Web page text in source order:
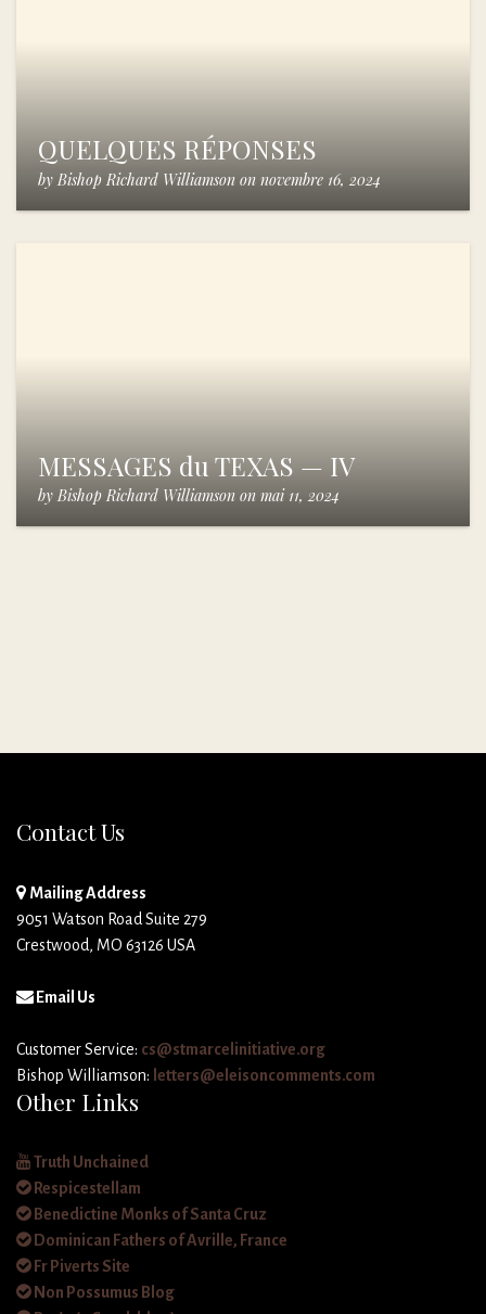
QUELQUES RÉPONSES
by Bishop Richard Williamson on novembre 16, 2024
MESSAGES du TEXAS — IV
by Bishop Richard Williamson on mai 11, 2024
Contact Us
Mailing Address
9051 Watson Road Suite 279
Crestwood, MO 63126 USA
Email Us
Customer Service: cs@stmarcelinitiative.org
Bishop Williamson: letters@eleisoncomments.com
Other Links
Truth Unchained
Respicestellam
Benedictine Monks of Santa Cruz
Dominican Fathers of Avrille, France
Fr Piverts Site
Non Possumus Blog